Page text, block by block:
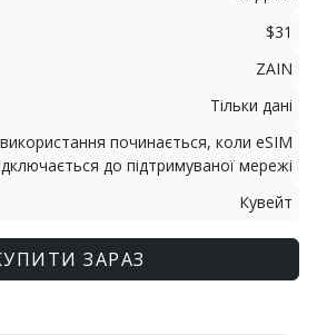
$31
ZAIN
Тільки дані
починається, коли eSIM
до підтримуваної мережі
Кувейт
ЗАРАЗ